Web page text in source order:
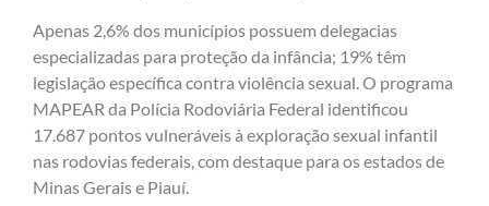
Apenas 2,6% dos municípios possuem delegacias
especializadas para proteção da infância; 19% têm
legislação específica contra violência sexual. O programa
MAPEAR da Polícia Rodoviária Federal identificou
17.687 pontos vulneráveis à exploração sexual infantil
nas rodovias federais, com destaque para os estados de
Minas Gerais e Piauí.